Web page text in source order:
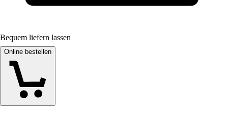
Bequem liefern lassen
Online bestellen